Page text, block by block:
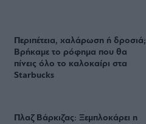
Περιπέτεια, χαλάρωση ή δροσιά;
Βρήκαμε το ρόφημα που θα
πίνεις όλο το καλοκαίρι στα
Starbucks
Πλαζ Βάρκιζας: Ξεμπλοκάρει η